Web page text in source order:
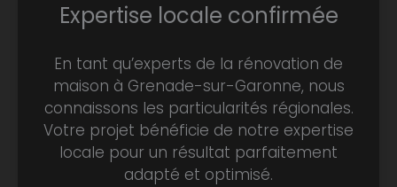
Expertise locale confirmée
En tant qu’experts de la rénovation de
maison à Grenade-sur-Garonne, nous
connaissons les particularités régionales.
Votre projet bénéficie de notre expertise
locale pour un résultat parfaitement
adapté et optimisé.